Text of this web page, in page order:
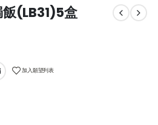
(LB31)5盒
加入願望列表